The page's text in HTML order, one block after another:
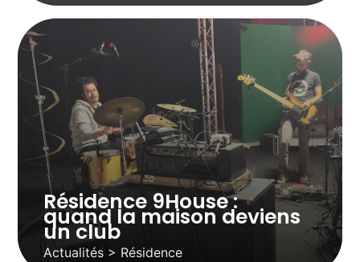
Résidence 9House :
quand la maison deviens
un club
Actualités > Résidence